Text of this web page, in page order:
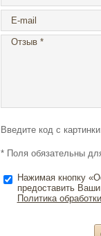
Введите код с
* Поля обязательны
Нажимая кнопку
предоставить
Политика